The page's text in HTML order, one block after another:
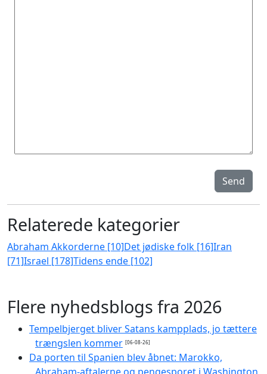
Send
Relaterede kategorier
Abraham Akkorderne [10]Det jødiske folk [16]Iran
[71]Israel [178]Tidens ende [102]
Flere nyhedsblogs fra 2026
Tempelbjerget bliver Satans kampplads, jo tættere
trængslen kommer [06-08-26]
Da porten til Spanien blev åbnet: Marokko,